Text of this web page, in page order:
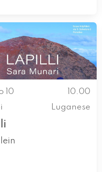
10
10.00
Luganese